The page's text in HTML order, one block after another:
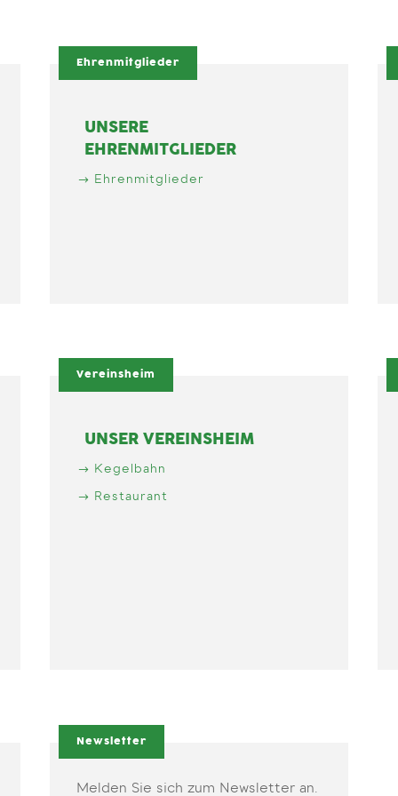
Ehrenmitglieder
UNSERE
EHRENMITGLIEDER
Ehrenmitglieder
Vereinsheim
UNSER VEREINSHEIM
Kegelbahn
Restaurant
Newsletter
Melden Sie sich zum Newsletter an.